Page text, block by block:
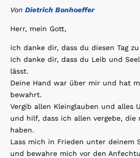
Von Dietrich Bonhoeffer
Herr, mein Gott,
ich danke dir, dass du diesen Tag
Ich danke dir, dass du Leib und
lässt.
Deine Hand war über mir und hat
bewahrt.
Vergib allen Kleinglauben und alles
und hilf, dass ich allen vergebe, die
haben.
Lass mich in Frieden unter deinem
und bewahre mich vor den